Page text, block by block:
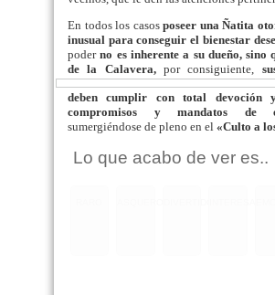
En todos los casosposeer una Ñatita
inusual para conseguir el bienestar
poderno es inherente a su dueño, sino
de la Calavera,por consiguiente,
deben cumplir con total devoción
compromisos y mandatos de
sumergiéndose de pleno en el «Culto a
Lo que acabo de ver es..